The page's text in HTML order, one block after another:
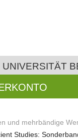
und mehrbändige
Studies: